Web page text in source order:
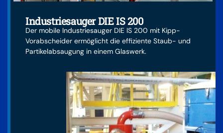
Industriesauger DIE IS 200
Der mobile Industriesauger DIE IS 200 mit Kipp-
Vorabscheider ermöglicht die effiziente Staub- und
Partikelabsaugung in einem Glaswerk.